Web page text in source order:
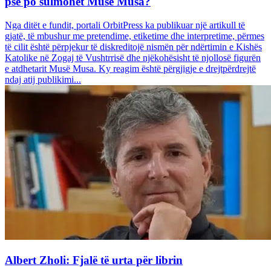
Nga ditët e fundit, portali OrbitPress ka publikuar një artikull të
gjatë, të mbushur me pretendime, etiketime dhe interpretime, përmes
të cilit është përpjekur të diskreditojë nismën për ndërtimin e Kishës
Katolike në Zogaj të Vushtrrisë dhe njëkohësisht të njollosë figurën
e atdhetarit Musë Musa. Ky reagim është përgjigje e drejtpërdrejtë
ndaj atij publikimi...
Albert Zholi: Fjalë të urta për librin